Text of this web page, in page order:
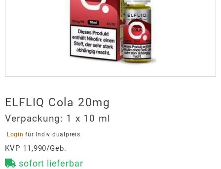
ELFLIQ Cola 20mg
Verpackung: 1 x 10 ml
Login für Individualpreis
KVP 11,990/Geb.
sofort lieferbar